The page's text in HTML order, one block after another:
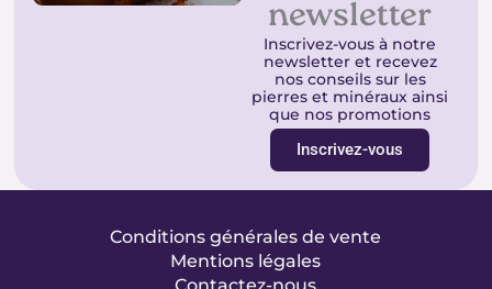
newsletter
Inscrivez-vous à notre
newsletter et recevez
nos conseils sur les
pierres et minéraux ainsi
que nos promotions
Inscrivez-vous
Conditions générales de vente
Mentions légales
Contactez-nous